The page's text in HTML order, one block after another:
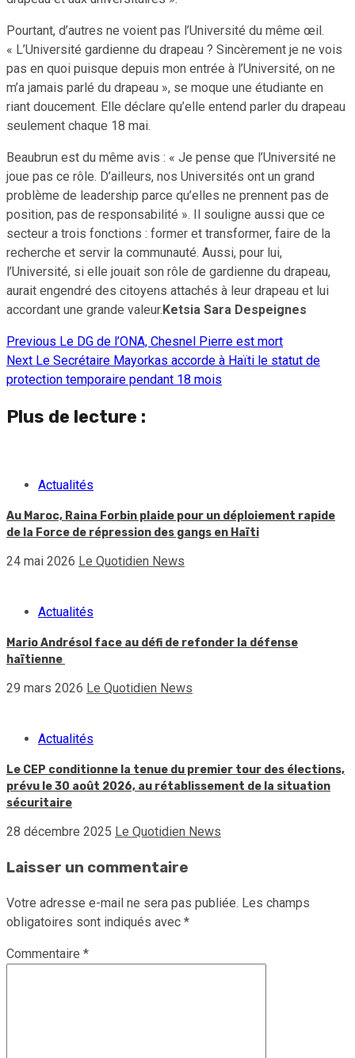
Pourtant, d’autres ne voient pas l’Université du même œil.
« L’Université gardienne du drapeau ? Sincèrement je ne vois
pas en quoi puisque depuis mon entrée à l’Université, on ne
m’a jamais parlé du drapeau », se moque une étudiante en
riant doucement. Elle déclare qu’elle entend parler du drapeau
seulement chaque 18 mai.
Beaubrun est du même avis : « Je pense que l’Université ne
joue pas ce rôle. D’ailleurs, nos Universités ont un grand
problème de leadership parce qu’elles ne prennent pas de
position, pas de responsabilité ». Il souligne aussi que ce
secteur a trois fonctions : former et transformer, faire de la
recherche et servir la communauté. Aussi, pour lui,
l’Université, si elle jouait son rôle de gardienne du drapeau,
aurait engendré des citoyens attachés à leur drapeau et lui
accordant une grande valeur.Ketsia Sara Despeignes
Continue
Reading
Previous Le DG de l’ONA, Chesnel Pierre est mort
Next Le Secrétaire Mayorkas accorde à Haïti le statut de
protection temporaire pendant 18 mois
Plus de lecture :
Actualités
Au Maroc, Raina Forbin plaide pour un déploiement rapide
de la Force de répression des gangs en Haïti
24 mai 2026 Le Quotidien News
Actualités
Mario Andrésol face au défi de refonder la défense
haïtienne
29 mars 2026 Le Quotidien News
Actualités
Le CEP conditionne la tenue du premier tour des élections,
prévu le 30 août 2026, au rétablissement de la situation
sécuritaire
28 décembre 2025 Le Quotidien News
Laisser un commentaire
Votre adresse e-mail ne sera pas publiée. Les champs
obligatoires sont indiqués avec *
Commentaire *